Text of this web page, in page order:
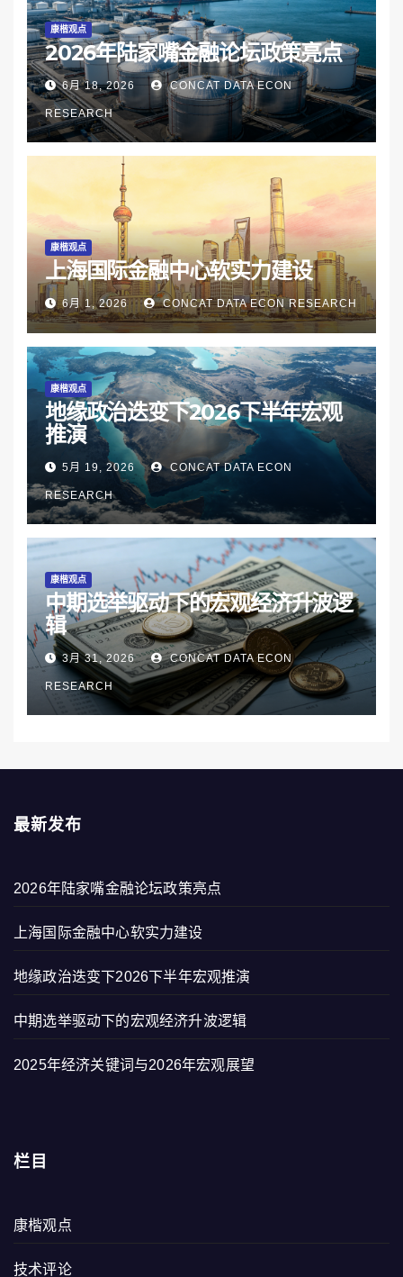
康楷观点
2026年陆家嘴金融论坛政策亮点
6月 18, 2026 CONCAT DATA ECON
RESEARCH
康楷观点
上海国际金融中心软实力建设
6月 1, 2026 CONCAT DATA ECON RESEARCH
康楷观点
地缘政治迭变下2026下半年宏观
推演
5月 19, 2026 CONCAT DATA ECON
RESEARCH
康楷观点
中期选举驱动下的宏观经济升波逻
辑
3月 31, 2026 CONCAT DATA ECON
RESEARCH
最新发布
2026年陆家嘴金融论坛政策亮点
上海国际金融中心软实力建设
地缘政治迭变下2026下半年宏观推演
中期选举驱动下的宏观经济升波逻辑
2025年经济关键词与2026年宏观展望
栏目
康楷观点
技术评论